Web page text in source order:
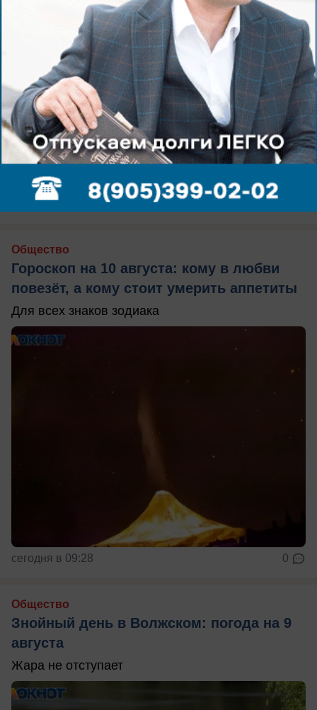
сегодня в 09:33
Общество
Гороскоп на 10 августа: кому в любви
повезёт, а кому стоит умерить аппетиты
Для всех знаков зодиака
сегодня в 09:28 0
Общество
Знойный день в Волжском: погода на 9
августа
Жара не отступает